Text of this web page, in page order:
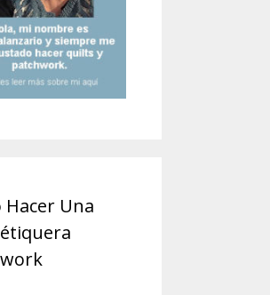
Hacer Una